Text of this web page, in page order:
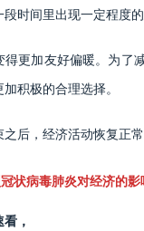
时间里出现一定程度的
得更加友好偏暖。为了
积极的合理选择。
后，经济活动恢复正
状病毒肺炎对经济的
，